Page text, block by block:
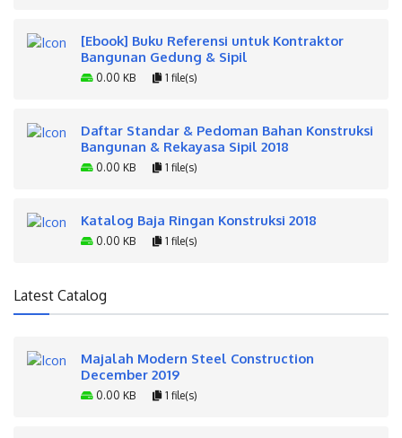
[Ebook] Buku Referensi untuk Kontraktor
Bangunan Gedung & Sipil
0.00 KB 1 file(s)
Daftar Standar & Pedoman Bahan Konstruksi
Bangunan & Rekayasa Sipil 2018
0.00 KB 1 file(s)
Katalog Baja Ringan Konstruksi 2018
0.00 KB 1 file(s)
Latest Catalog
Majalah Modern Steel Construction
December 2019
0.00 KB 1 file(s)